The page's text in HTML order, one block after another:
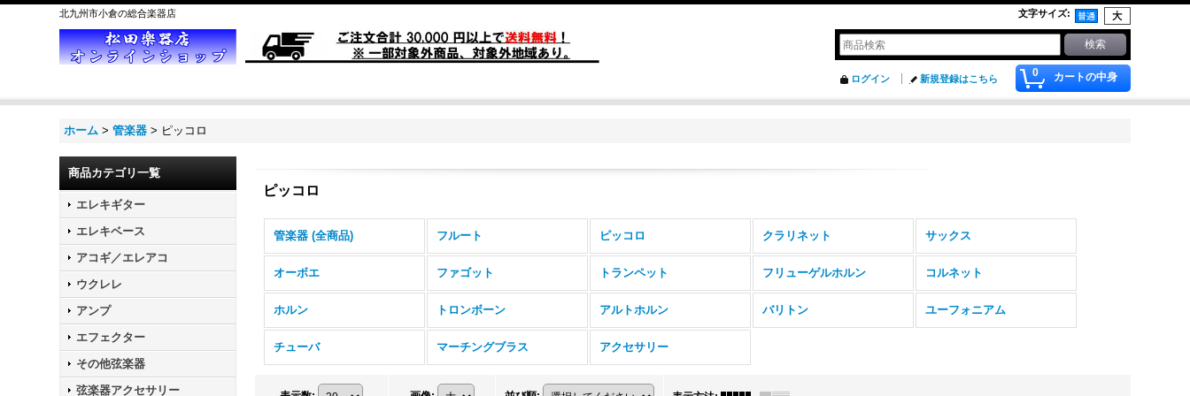
北九州市小倉の総合楽器店 文字サイズ:
0 カートの中身
ログイン 新規登録はこちら
ホーム > 管楽器 > ピッコロ
商品カテゴリ一覧
エレキギター
エレキベース
アコギ／エレアコ
ウクレレ
アンプ
エフェクター
その他弦楽器
弦楽器アクセサリー
ピッコロ
管楽器 (全商品) フルート ピッコロ クラリネット サックス
オーボエ ファゴット トランペット フリューゲルホルン コルネット
ホルン トロンボーン アルトホルン バリトン ユーフォニアム
チューバ マーチングブラス アクセサリー